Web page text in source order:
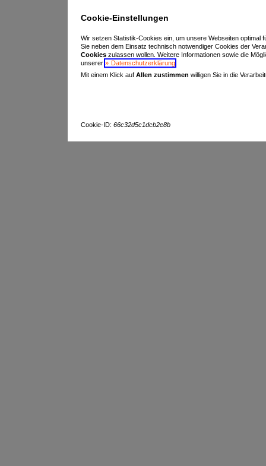
Cookie-Einstellungen
Wir setzen Statistik-Cookies ein, um unsere Webseiten
Sie neben dem Einsatz technisch notwendiger Cookies der
Cookieszulassen wollen. Weitere Informationen sowie die
unserer
Datenschutzerklärung.
Mit einem Klick auf Allen zustimmen willigen Sie in die
Cookie-ID: 66c32d5c1dcb2e8b